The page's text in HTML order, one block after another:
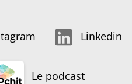
Linkedin
Le podcast